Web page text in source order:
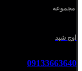
مجموعه
اوج شید
09133663640